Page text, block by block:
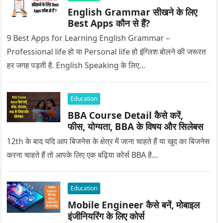
English Grammar सीखने के लिए
Best Apps कौन से हैं?
9 Best Apps for Learning English Grammar –
Professional life हो या Personal life हो इंग्लिश बोलने की जरूरत
हर जगह पड़ती है. English Speaking के लिए…
Education
BBA Course Detail कैसे करें,
फीस, योग्यता, BBA के विषय और सिलेबस
12th के बाद यदि आप बिजनेस के क्षेत्र में जाना चाहते हैं या खुद का बिजनेस
करना चाहते हैं तो आपके लिए एक बढ़िया कोर्स BBA है…
Education
Mobile Engineer कैसे बनें, मोबाइल
इंजीनियरिंग के लिए कोर्स